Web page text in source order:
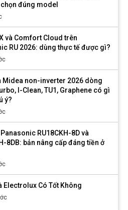
đúng model
và Comfort Cloud trên
RU 2026: dùng thực tế được gì?
Midea non-inverter 2026 dòng
I-Clean, TU1, Graphene có gì
ý?
RU18CKH-8D và
8DB: bản nâng cấp đáng tiền ở
Electrolux Có Tốt Không